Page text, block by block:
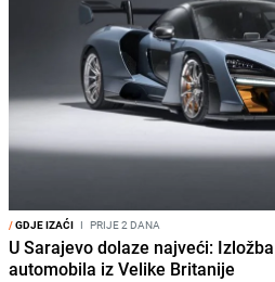
/GDJE IZAĆI I PRIJE 2 DANA
U Sarajevo dolaze najveći:
automobila iz Velike Britanije